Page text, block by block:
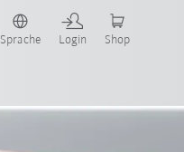
Sprache Login Shop